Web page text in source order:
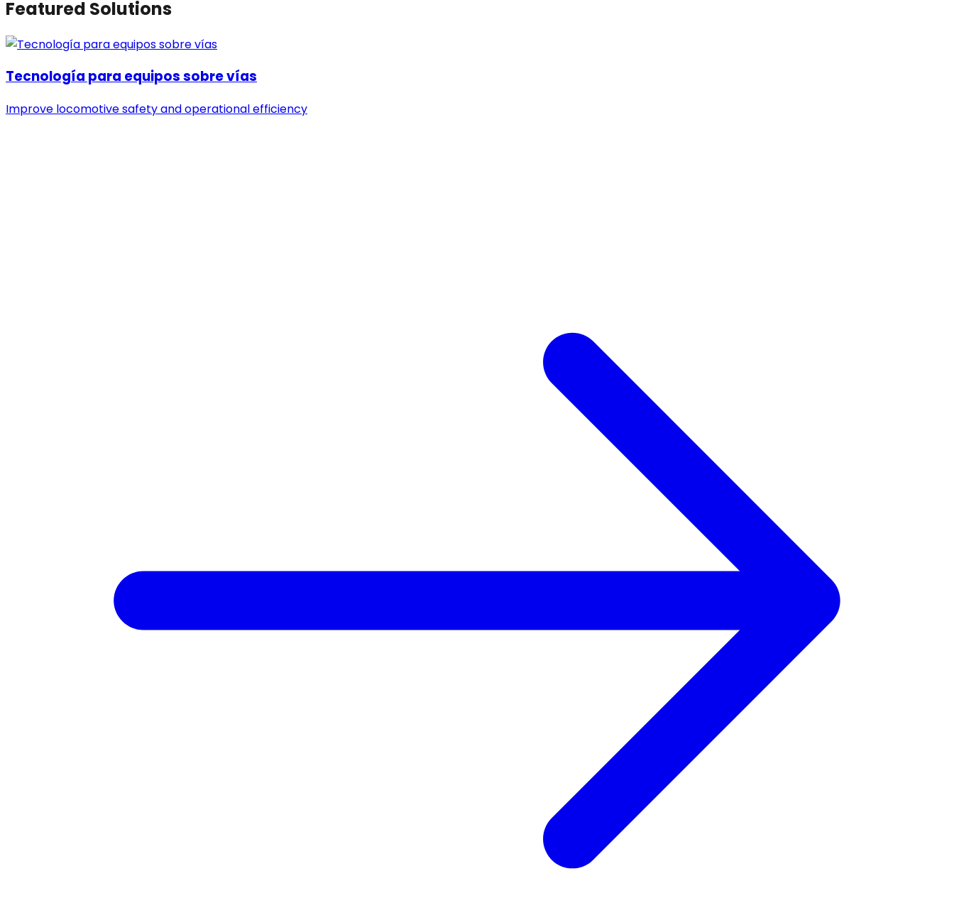
Featured Solutions
Tecnología para equipos sobre vías
Improve locomotive safety and operational efficiency